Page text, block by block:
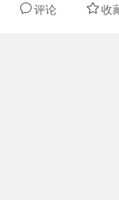
评论 收